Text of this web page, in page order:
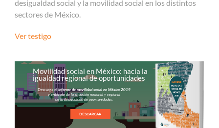
desigualdad social y la movilidad social en los distintos
sectores de México.
Ver testigo
Movilidad social en México: hacia la
igualdad regional de oportunidades
Descarga elInforme de movilidad social en México 2019
y entérate de la situación nacional y regional
de la desigualdad de oportunidades.
DESCARGAR